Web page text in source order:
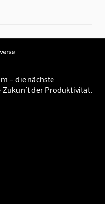
– die nächste
Zukunft der Produktivität.